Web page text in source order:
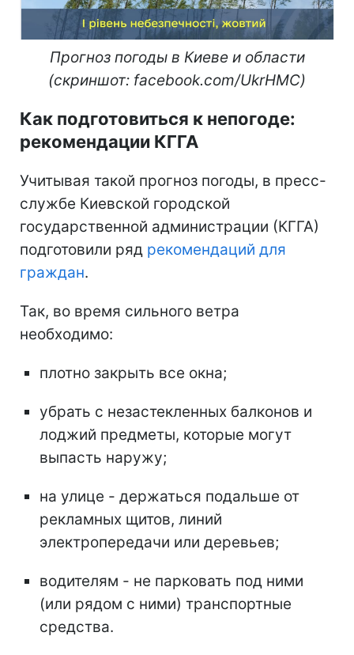
Прогноз погоды в Киеве и области
(скриншот: facebook.com/UkrHMC)
Как подготовиться к непогоде:
рекомендации КГГА
Учитывая такой прогноз погоды, в пресс-
службе Киевской городской
государственной администрации (КГГА)
подготовили ряд рекомендаций для
граждан.
Так, во время сильного ветра
необходимо:
плотно закрыть все окна;
убрать с незастекленных балконов и
лоджий предметы, которые могут
выпасть наружу;
на улице - держаться подальше от
рекламных щитов, линий
электропередачи или деревьев;
водителям - не парковать под ними
(или рядом с ними) транспортные
средства.